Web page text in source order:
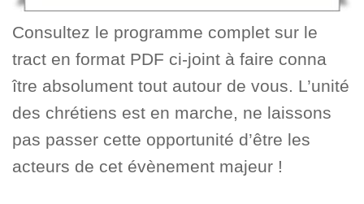
Consultez le programme complet sur le
tract en format PDF ci-joint à faire conna
ître absolument tout autour de vous. L’unité
des chrétiens est en marche, ne laissons
pas passer cette opportunité d’être les
acteurs de cet évènement majeur !